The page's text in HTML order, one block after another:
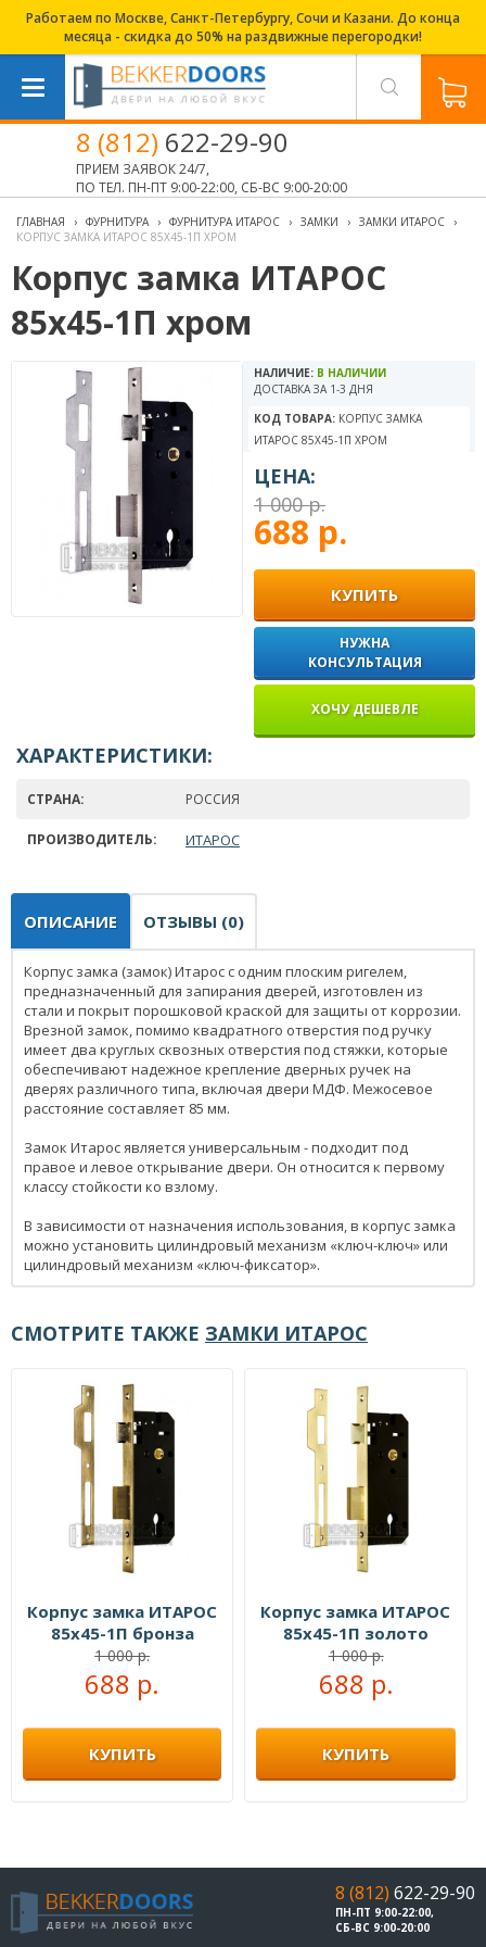
Работаем по Москве, Санкт-Петербургу, Сочи и Казани. До конца
месяца - скидка до 50% на раздвижные перегородки!
8 (812) 622-29-90
ПРИЕМ ЗАЯВОК 24/7,
ПО ТЕЛ. ПН-ПТ 9:00-22:00, СБ-ВС 9:00-20:00
ГЛАВНАЯ › ФУРНИТУРА › ФУРНИТУРА ИТАРОС › ЗАМКИ › ЗАМКИ ИТАРОС
›
КОРПУС ЗАМКА ИТАРОС 85X45-1П ХРОМ
Корпус замка ИТАРОС
85x45-1П хром
НАЛИЧИЕ: В НАЛИЧИИ
ДОСТАВКА ЗА 1-3 ДНЯ
КОД ТОВАРА: КОРПУС ЗАМКА
ИТАРОС 85X45-1П ХРОМ
ЦЕНА:
1 000 р.
688 р.
КУПИТЬ
НУЖНА
КОНСУЛЬТАЦИЯ
ХОЧУ ДЕШЕВЛЕ
ХАРАКТЕРИСТИКИ:
СТРАНА: РОССИЯ
ПРОИЗВОДИТЕЛЬ: ИТАРОС
ОПИСАНИЕ ОТЗЫВЫ (0)
Корпус замка (замок) Итарос с одним плоским ригелем,
предназначенный для запирания дверей, изготовлен из
стали и покрыт порошковой краской для защиты от коррозии.
Врезной замок, помимо квадратного отверстия под ручку
имеет два круглых сквозных отверстия под стяжки, которые
обеспечивают надежное крепление дверных ручек на
дверях различного типа, включая двери МДФ. Межосевое
расстояние составляет 85 мм.
Замок Итарос является универсальным - подходит под
правое и левое открывание двери. Он относится к первому
классу стойкости ко взлому.
В зависимости от назначения использования, в корпус замка
можно установить цилиндровый механизм «ключ-ключ» или
цилиндровый механизм «ключ-фиксатор».
СМОТРИТЕ ТАКЖЕ ЗАМКИ ИТАРОС
Корпус замка ИТАРОС
85x45-1П бронза
1 000 р.
688 р.
КУПИТЬ
Корпус замка ИТАРОС
85x45-1П золото
1 000 р.
688 р.
КУПИТЬ
8 (812) 622-29-90
ПН-ПТ 9:00-22:00,
СБ-ВС 9:00-20:00